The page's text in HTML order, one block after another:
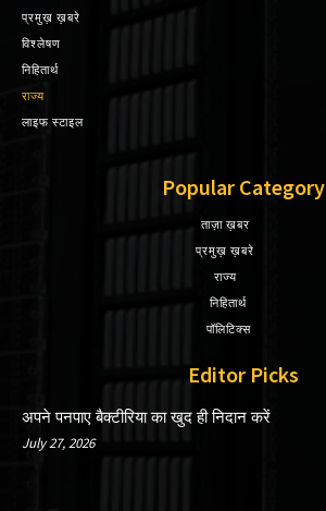
प्रमुख़ ख़बरे
विश्लेषण
निहितार्थ
राज्य
लाइफ स्टाइल
Popular Category
ताज़ा ख़बर
प्रमुख़ ख़बरे
राज्य
निहितार्थ
पॉलिटिक्स
Editor Picks
अपने पनपाए बैक्टीरिया का खुद ही निदान करें
July 27, 2026